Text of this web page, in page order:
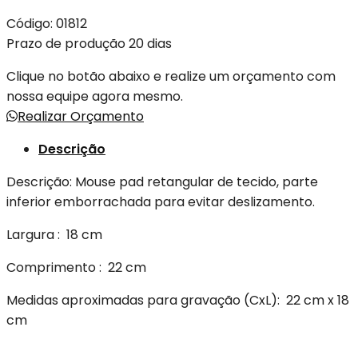
Código: 01812
Prazo de produção 20 dias
Clique no botão abaixo e realize um orçamento com
nossa equipe agora mesmo.
Realizar Orçamento
Descrição
Descrição: Mouse pad retangular de tecido, parte
inferior emborrachada para evitar deslizamento.
Largura: 18 cm
Comprimento: 22 cm
Medidas aproximadas para gravação (CxL): 22 cm x 18
cm